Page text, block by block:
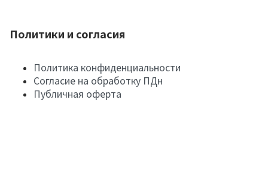
Политики и согласия
Политика конфиденциальности
Согласие на обработку ПДн
Публичная оферта